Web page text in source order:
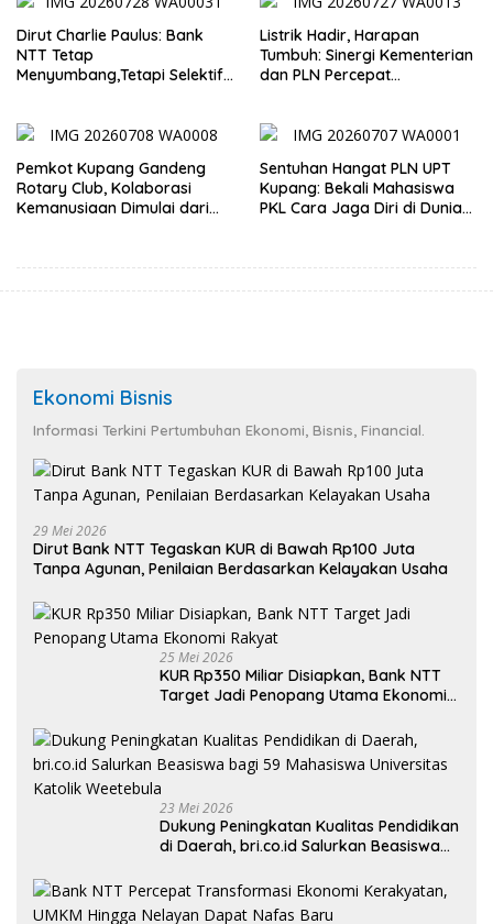
Dirut Charlie Paulus: Bank
NTT Tetap
Menyumbang,Tetapi Selektif
Listrik Hadir, Harapan
Tumbuh: Sinergi Kementerian
dan PLN Percepat
Pemkot Kupang Gandeng
Rotary Club, Kolaborasi
Kemanusiaan Dimulai dari
Sentuhan Hangat PLN UPT
Kupang: Bekali Mahasiswa
PKL Cara Jaga Diri di Dunia
Ekonomi Bisnis
Informasi Terkini Pertumbuhan Ekonomi, Bisnis, Financial.
29 Mei 2026
Dirut Bank NTT Tegaskan KUR di Bawah Rp100 Juta
Tanpa Agunan, Penilaian Berdasarkan Kelayakan Usaha
25 Mei 2026
KUR Rp350 Miliar Disiapkan, Bank NTT
Target Jadi Penopang Utama Ekonomi
23 Mei 2026
Dukung Peningkatan Kualitas Pendidikan
di Daerah, bri.co.id Salurkan Beasiswa
Weetebula